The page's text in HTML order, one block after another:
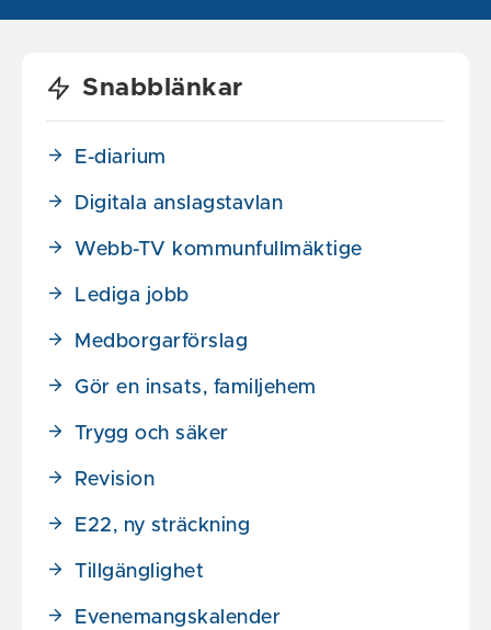
Snabblänkar
E-diarium
Digitala anslagstavlan
Webb-TV kommunfullmäktige
Lediga jobb
Medborgarförslag
Gör en insats, familjehem
Trygg och säker
Revision
E22, ny sträckning
Tillgänglighet
Evenemangskalender